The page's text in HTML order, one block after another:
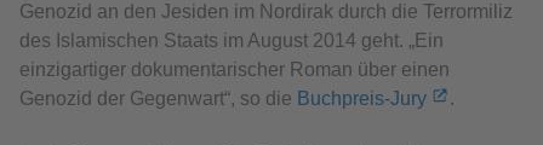
Genozid an den Jesiden im Nordirak durch die Terrormiliz
des Islamischen Staats im August 2014 geht. „Ein
einzigartiger dokumentarischer Roman über einen
Genozid der Gegenwart“, so die Buchpreis-Jury .